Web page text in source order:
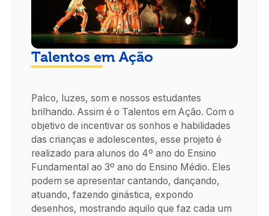
Talentos em Ação
Palco, luzes, som e nossos estudantes
brilhando. Assim é o Talentos em Ação. Com o
objetivo de incentivar os sonhos e habilidades
das crianças e adolescentes, esse projeto é
realizado para alunos do 4º ano do Ensino
Fundamental ao 3º ano do Ensino Médio. Eles
podem se apresentar cantando, dançando,
atuando, fazendo ginástica, expondo
desenhos, mostrando aquilo que faz cada um